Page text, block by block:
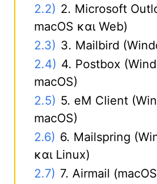
2.2) 2. Microsoft
macOS και Web)
2.3) 3. Mailbird
2.4) 4. Postbox
macOS)
2.5) 5. eM Client
macOS)
2.6) 6. Mailspring
και Linux)
2.7) 7. Airmail